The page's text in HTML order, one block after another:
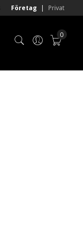
Företag | Privat
0